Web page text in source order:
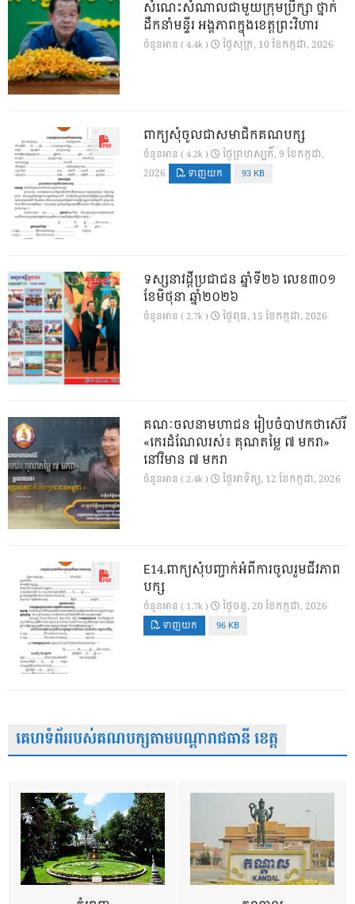
សំណេះសំណាលជាមួយក្រុមប្រឹក្សា ថ្នាក់
ដឹកនាំមន្ទីរ អង្គភាពក្នុងខេត្តព្រះវិហារ
ចំនួនអាន ( 4.4k ) ថ្ងៃ​សុក្រ, 10 ខែ​កក្កដា, 2026
ពាក្យសុំចូលជាសមាជិកគណបក្ស
ចំនួនអាន ( 4.2k )
ថ្ងៃ​ព្រហស្បតិ៍, 9 ខែ​កក្កដា,
2026
ទាញយក 93 KB
ទស្សនាវដ្ដីប្រជាជន ឆ្នាំទី២៦ លេខ៣០១
ខែមិថុនា ឆ្នាំ២០២៦
ចំនួនអាន ( 2.7k ) ថ្ងៃ​ពុធ, 15 ខែ​កក្កដា, 2026
គណៈចលនាមហាជន រៀបចំបាឋកថាស៊េរី
«កេរដំណែលរស់៖ គុណតម្លៃ ៧ មករា»
នៅវិមាន ៧ មករា
ចំនួនអាន ( 2.4k ) ថ្ងៃ​អាទិត្យ, 12 ខែ​កក្កដា, 2026
E14.ពាក្យសុំបញ្ជាក់អំពីការចូលរួមជីវភាព
បក្ស
ចំនួនអាន ( 1.7k ) ថ្ងៃ​ចន្ទ, 20 ខែ​កក្កដា, 2026
ទាញយក 96 KB
គេហទំព័ររបស់គណបក្សតាមបណ្តារាជធានី ខេត្ត